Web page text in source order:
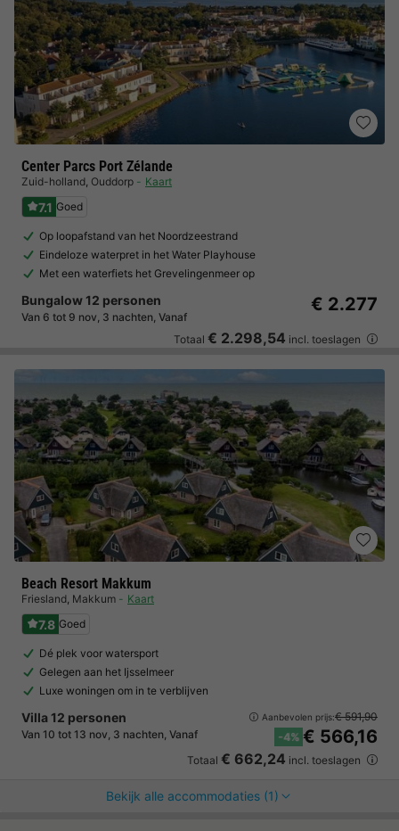
Center Parcs Port Zélande
Zuid-holland, Ouddorp Kaart
7.1 Goed
Op loopafstand van het Noordzeestrand
Eindeloze waterpret in het Water Playhouse
Met een waterfiets het Grevelingenmeer op
Bungalow 12 personen
Van 6 tot 9 nov, 3 nachten, Vanaf
€ 2.277
Totaal € 2.298,54 incl. toeslagen
Beach Resort Makkum
Friesland, Makkum Kaart
7.8 Goed
Dé plek voor watersport
Gelegen aan het Ijsselmeer
Luxe woningen om in te verblijven
Villa 12 personen
Van 10 tot 13 nov, 3 nachten, Vanaf
Aanbevolen prijs:€ 591,90
-4% € 566,16
Totaal € 662,24 incl. toeslagen
Bekijk alle accommodaties (1)